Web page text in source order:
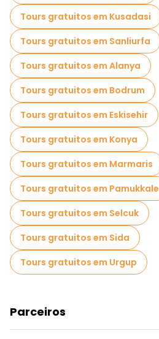
Tours gratuitos em Kusadasi
Tours gratuitos em Sanliurfa
Tours gratuitos em Alanya
Tours gratuitos em Bodrum
Tours gratuitos em Eskisehir
Tours gratuitos em Konya
Tours gratuitos em Marmaris
Tours gratuitos em Pamukkale
Tours gratuitos em Selcuk
Tours gratuitos em Sida
Tours gratuitos em Urgup
Parceiros